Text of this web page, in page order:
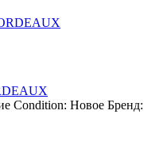
Condition: Новое Бренд: